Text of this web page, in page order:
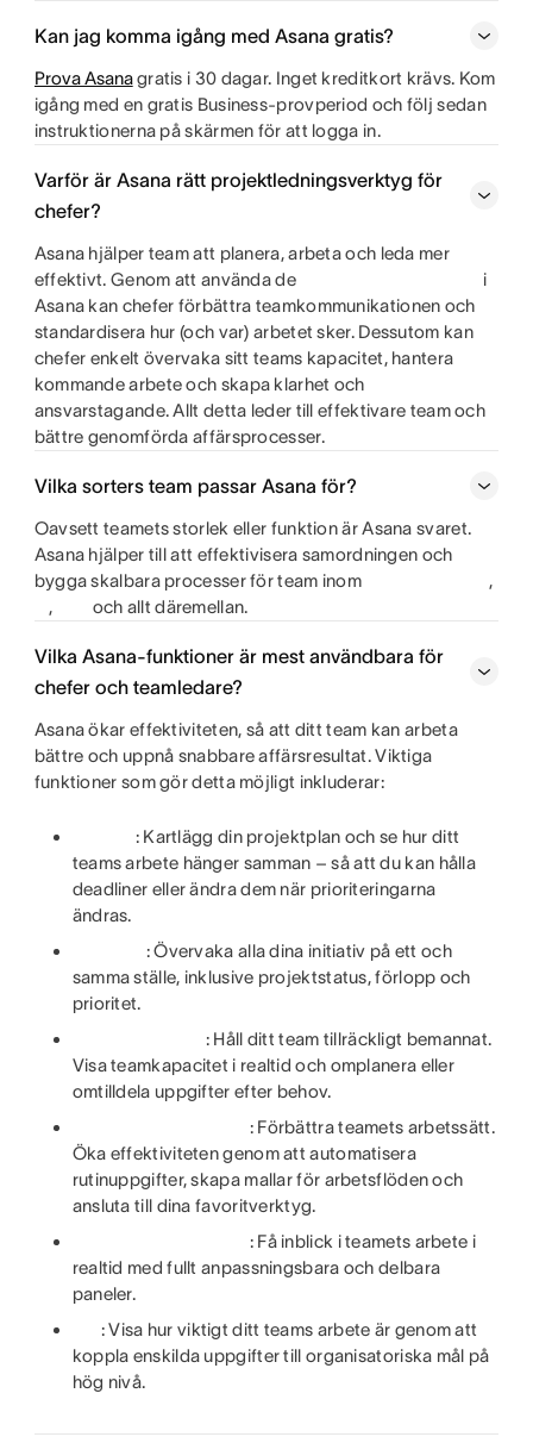
Kan jag komma igång med Asana gratis?
Prova Asanagratis i 30 dagar. Inget kreditkort krävs. Kom
igång med en gratis Business-provperiod och följ sedan
instruktionerna på skärmen för att logga in.
Varför är Asana rätt projektledningsverktyg för
chefer?
Asana hjälper team att planera, arbeta och leda mer
effektivt. Genom att använda de
i
Asana kan chefer förbättra teamkommunikationen och
standardisera hur (och var) arbetet sker. Dessutom kan
chefer enkelt övervaka sitt teams kapacitet, hantera
kommande arbete och skapa klarhet och
ansvarstagande. Allt detta leder till effektivare team och
bättre genomförda affärsprocesser.
Vilka sorters team passar Asana för?
Oavsett teamets storlek eller funktion är Asana svaret.
Asana hjälper till att effektivisera samordningen och
bygga skalbara processer för team inom
,
,
och allt däremellan.
Vilka Asana-funktioner är mest användbara för
chefer och teamledare?
Asana ökar effektiviteten, så att ditt team kan arbeta
bättre och uppnå snabbare affärsresultat. Viktiga
funktioner som gör detta möjligt inkluderar:
: Kartlägg din projektplan och se hur ditt
teams arbete hänger samman – så att du kan hålla
deadliner eller ändra dem när prioriteringarna
ändras.
: Övervaka alla dina initiativ på ett och
samma ställe, inklusive projektstatus, förlopp och
prioritet.
: Håll ditt team tillräckligt bemannat.
Visa teamkapacitet i realtid och omplanera eller
omtilldela uppgifter efter behov.
: Förbättra teamets arbetssätt.
Öka effektiviteten genom att automatisera
rutinuppgifter, skapa mallar för arbetsflöden och
ansluta till dina favoritverktyg.
: Få inblick i teamets arbete i
realtid med fullt anpassningsbara och delbara
paneler.
: Visa hur viktigt ditt teams arbete är genom att
koppla enskilda uppgifter till organisatoriska mål på
hög nivå.